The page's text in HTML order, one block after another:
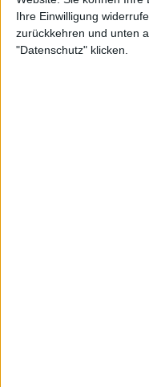
Website. Sie können Ihre
Ihre Einwilligung
zurückkehren und unten
"Datenschutz" klicken.